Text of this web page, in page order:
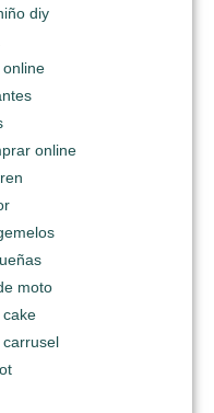
diy
online
moto